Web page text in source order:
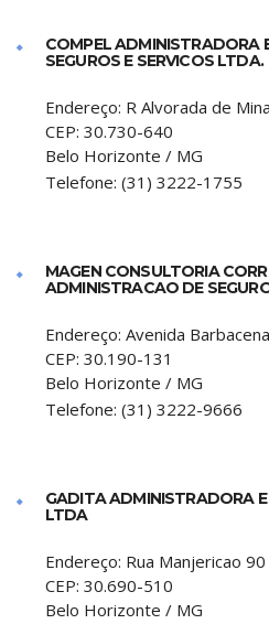
COMPEL ADMINISTRADORA
SEGUROS E SERVICOS LTDA.
Endereço: R Alvorada de
CEP: 30.730-640
Belo Horizonte / MG
Telefone: (31) 3222-1755
MAGEN CONSULTORIA
ADMINISTRACAO DE
Endereço: Avenida
CEP: 30.190-131
Belo Horizonte / MG
Telefone: (31) 3222-9666
GADITA ADMINISTRADORA
LTDA
Endereço: Rua Manjericao
CEP: 30.690-510
Belo Horizonte / MG